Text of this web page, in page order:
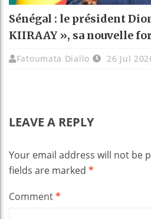
Sénégal : le président
KIIRAAY », sa nouvelle
Fatoumata Diallo 26 Jul
LEAVE A REPLY
Your email address will not be
fields are marked *
Comment*